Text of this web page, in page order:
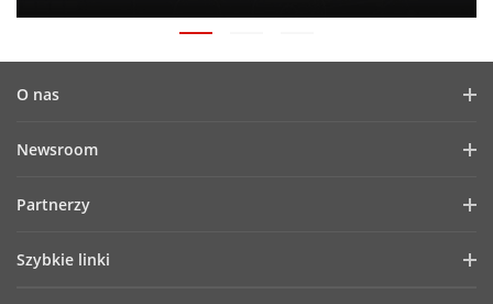
O nas
Cyberbezpieczeństwo
Newsroom
Success Stories
Partnerzy
Szybkie linki